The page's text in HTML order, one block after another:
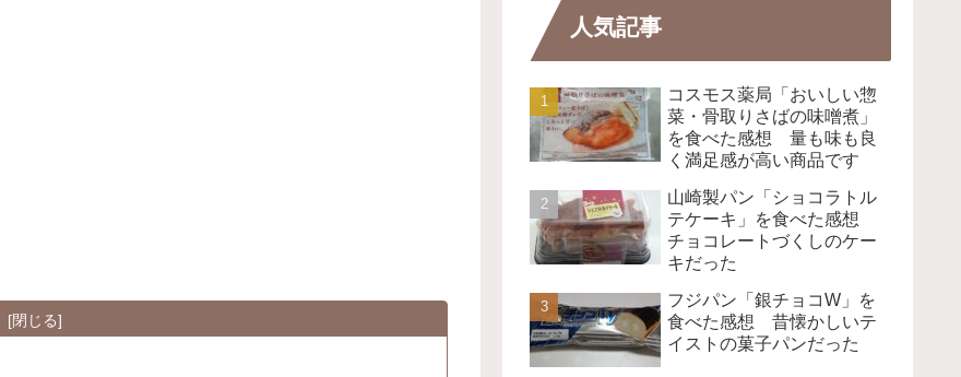
人気記事
コスモス薬局「おいしい惣
菜・骨取りさばの味噌煮」
を食べた感想 量も味も良
く満足感が高い商品です
山崎製パン「ショコラトル
テケーキ」を食べた感想
チョコレートづくしのケー
キだった
フジパン「銀チョコW」を
食べた感想 昔懐かしいテ
イストの菓子パンだった